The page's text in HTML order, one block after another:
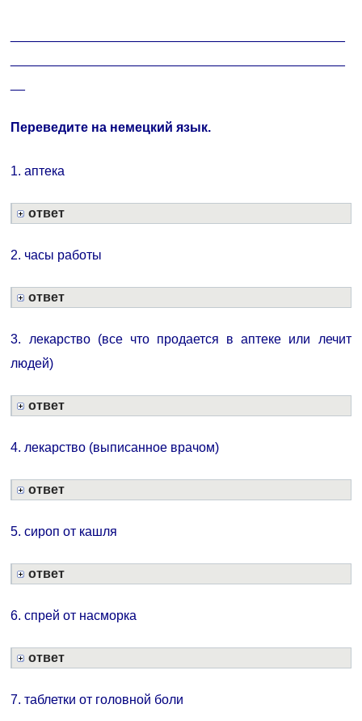
Переведите на немецкий язык.
1. аптека
ответ
2. часы работы
ответ
3. лекарство (все что продается в аптеке или лечит
людей)
ответ
4. лекарство (выписанное врачом)
ответ
5. сироп от кашля
ответ
6. спрей от насморка
ответ
7. таблетки от головной боли